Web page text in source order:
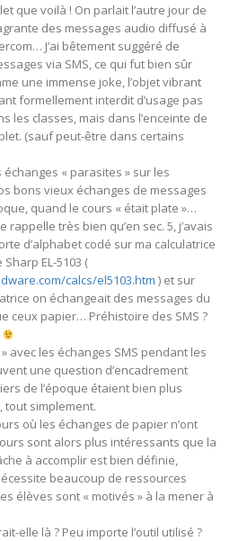
que voilà ! On parlait l’autre jour de
des messages audio diffusé à
J’ai bêtement suggéré de
via SMS, ce qui fut bien sûr
une immense joke, l’objet vibrant
formellement interdit d’usage pas
les classes, mais dans l’enceinte de
(sauf peut-être dans certains
échanges « parasites » sur les
bons vieux échanges de messages
quand le cours « était plate »…
rappelle très bien qu’en sec. 5, j’avais
d’alphabet codé sur ma calculatrice
EL-5103 (
calcs/el5103.htm ) et sur
on échangeait des messages du
ceux papier… Préhistoire des SMS ?
avec les échanges SMS pendant les
une question d’encadrement
de l’époque étaient bien plus
tout simplement.
où les échanges de papier n’ont
sont alors plus intéressants que la
à accomplir est bien définie,
beaucoup de ressources
élèves sont « motivés » à la mener à
elle là ? Peu importe l’outil utilisé ?